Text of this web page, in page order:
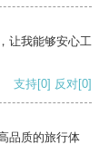
让我能够安心工
支持[0] 反对[0]
品质的旅行体